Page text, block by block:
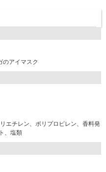
のアイマスク
エチレン、ポリプロピレン、香料発
、塩類